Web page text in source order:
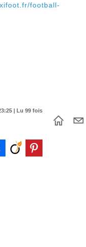
football-
| Lu 99 fois